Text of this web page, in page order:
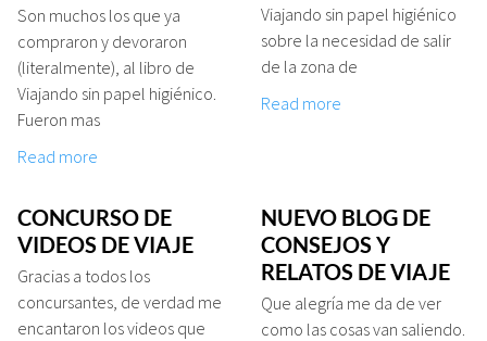
Son muchos los que ya
compraron y devoraron
(literalmente), al libro de
Viajando sin papel higiénico.
Fueron mas
Read more
Viajando sin papel higiénico
sobre la necesidad de salir
de la zona de
Read more
CONCURSO DE
VIDEOS DE VIAJE
Gracias a todos los
concursantes, de verdad me
encantaron los videos que
NUEVO BLOG DE
CONSEJOS Y
RELATOS DE VIAJE
Que alegría me da de ver
como las cosas van saliendo.